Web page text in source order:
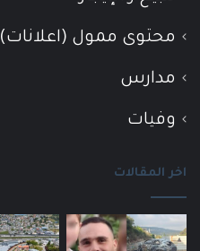
محتوى ممول (اعلانات)
مدارس
وفيات
اخر المقالات